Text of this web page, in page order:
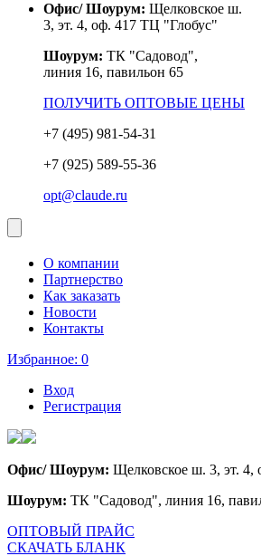
Офис/ Шоурум: Щелковское ш.
3, эт. 4, оф. 417 ТЦ "Глобус"
Шоурум: ТК "Садовод",
линия 16, павильон 65
ПОЛУЧИТЬ ОПТОВЫЕ ЦЕНЫ
+7 (495) 981-54-31
+7 (925) 589-55-36
opt@claude.ru
О компании
Партнерство
Как заказать
Новости
Контакты
Избранное: 0
Вход
Регистрация
Офис/ Шоурум: Щелковское ш. 3, эт.
Шоурум: ТК "Садовод", линия 16,
ОПТОВЫЙ ПРАЙС
СКАЧАТЬ БЛАНК